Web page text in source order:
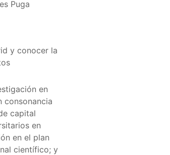
Puga
y conocer la
en
consonancia
capital
en
en el plan
científico; y